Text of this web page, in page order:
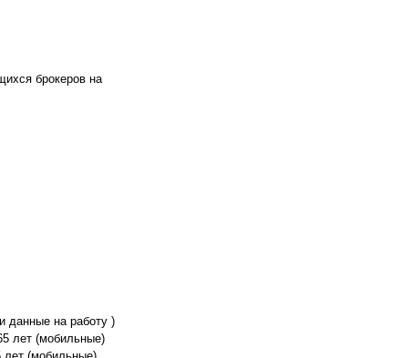
брокеров на
данные на работу )
лет (мобильные)